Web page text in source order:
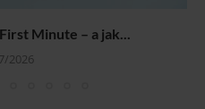
Minute – a jak...
2026